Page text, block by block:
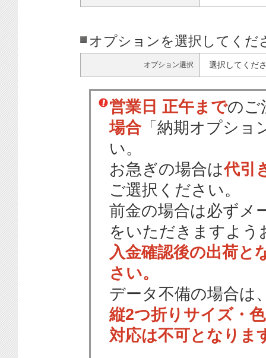
オプションを選択してくだ
オプション選択 選択してくだ
営業日 正午までのご
場合 「納期オプショ
い。
お急ぎの場合は代引
ご選択ください。
前金の場合は必ずメ
をいただきますよう
入金確認後の出荷と
さい。
データ不備の場合は
縦2つ折りサイズ・
対応は不可となりま